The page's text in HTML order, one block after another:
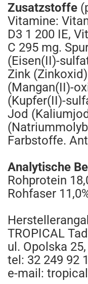
Zusatzstoffe
Vitamine:
D3 1 200 IE,
C 295 mg.
(Eisen(II)-
Zink
(Mangan(II)-
(Kupfer(II)-
Jod
Farbstoffe.
Analytische
Rohprotein
Rohfaser
TROPICAL
ul. Opolska
tel: 32 249 92
e-mail: